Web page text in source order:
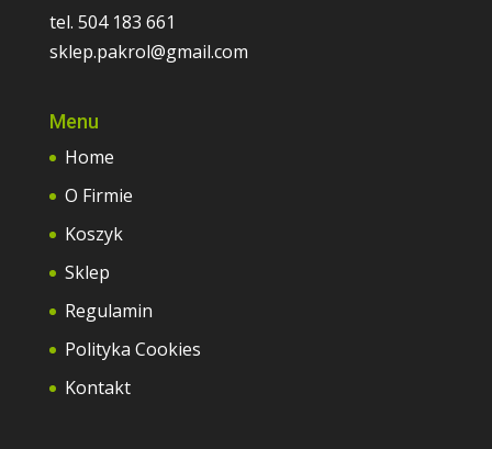
tel. 504 183 661
sklep.pakrol@gmail.com
Menu
Home
O Firmie
Koszyk
Sklep
Regulamin
Polityka Cookies
Kontakt